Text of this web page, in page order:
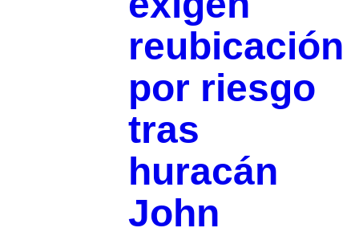
reubicación
por riesgo
tras
huracán
John